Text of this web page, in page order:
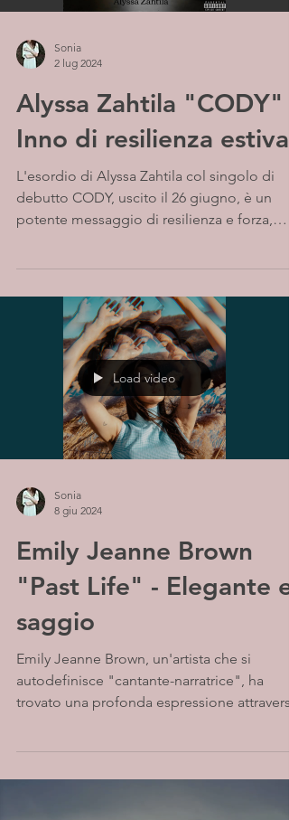
Sonia
2 lug 2024
Alyssa Zahtila "CODY" -
Inno di resilienza estiva
L'esordio di Alyssa Zahtila col singolo di
debutto CODY, uscito il 26 giugno, è un
potente messaggio di resilienza e forza,
Load video
Sonia
8 giu 2024
Emily Jeanne Brown
"Past Life" - Elegante e
saggio
Emily Jeanne Brown, un'artista che si
autodefinisce "cantante-narratrice", ha
trovato una profonda espressione